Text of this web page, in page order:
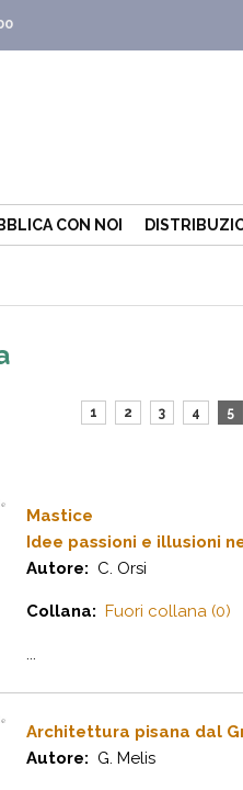
CON NOI
1 2 3 4 5
Mastice
Idee passioni e illusioni
Autore: C. Orsi
Collana: Fuori collana (0)
...
Architettura pisana dal
Autore: G. Melis